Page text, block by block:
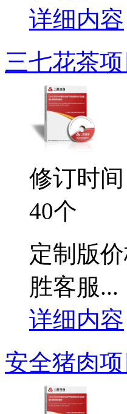
详细内容
三七花茶
修订时
40个
定制版
胜客服...
详细内容
安全猪肉